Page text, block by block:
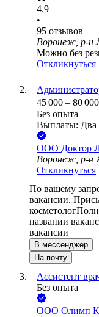
4.9
•
95 отзывов
Воронеж, р-н
Можно без
Откликнуться
45 000 – 80 000
Без опыта
Выплаты: Два
ООО Доктор
Воронеж, р-н
Откликнуться
По вашему
вакансии.
косметолог
названии
вакансии
В мессенджер
На почту
Ассистент
Без опыта
ООО Олимп